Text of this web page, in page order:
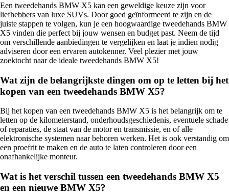
Een tweedehands BMW X5 kan een geweldige keuze zijn voor
liefhebbers van luxe SUVs. Door goed geïnformeerd te zijn en de
juiste stappen te volgen, kun je een hoogwaardige tweedehands BMW
X5 vinden die perfect bij jouw wensen en budget past. Neem de tijd
om verschillende aanbiedingen te vergelijken en laat je indien nodig
adviseren door een ervaren autokenner. Veel plezier met jouw
zoektocht naar de ideale tweedehands BMW X5!
Wat zijn de belangrijkste dingen om op te letten bij het
kopen van een tweedehands BMW X5?
Bij het kopen van een tweedehands BMW X5 is het belangrijk om te
letten op de kilometerstand, onderhoudsgeschiedenis, eventuele schade
of reparaties, de staat van de motor en transmissie, en of alle
elektronische systemen naar behoren werken. Het is ook verstandig om
een proefrit te maken en de auto te laten controleren door een
onafhankelijke monteur.
Wat is het verschil tussen een tweedehands BMW X5
en een nieuwe BMW X5?